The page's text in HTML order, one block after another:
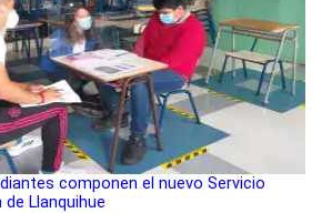
componen el nuevo Servicio
Llanquihue